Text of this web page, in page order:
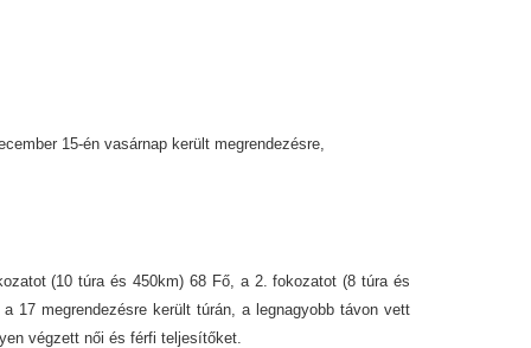
15-én vasárnap került megrendezésre,
(10 túra és 450km) 68 Fő, a 2. fokozatot (8 túra és
megrendezésre került túrán, a legnagyobb távon vett
végzett női és férfi teljesítőket.